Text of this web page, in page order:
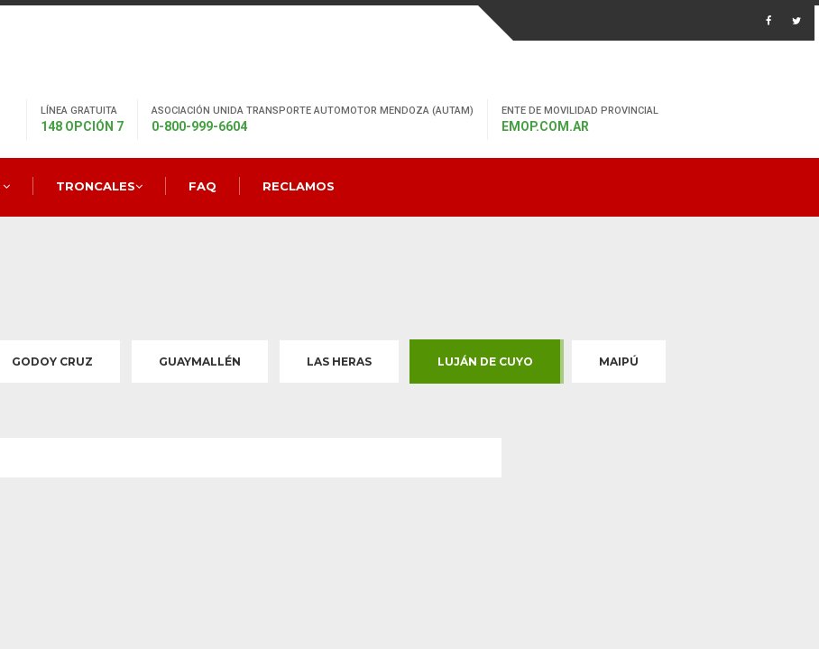
LÍNEA GRATUITA
148 OPCIÓN 7
ASOCIACIÓN UNIDA TRANSPORTE AUTOMOTOR MENDOZA (AUTAM)
0-800-999-6604
ENTE DE MOVILIDAD PROVINCIAL
EMOP.COM.AR
TRONCALES FAQ RECLAMOS
GODOY CRUZ GUAYMALLÉN LAS HERAS LUJÁN DE CUYO MAIPÚ